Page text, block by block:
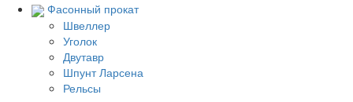
Фасонный прокат
Швеллер
Уголок
Двутавр
Шпунт Ларсена
Рельсы